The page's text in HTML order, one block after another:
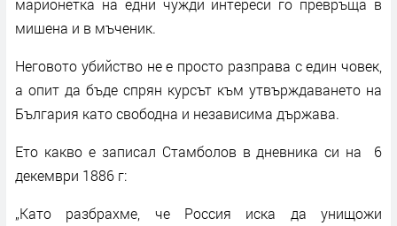
марионетка на едни чужди интереси го превръща в
мишена и в мъченик.
Неговото убийство не е просто разправа с един човек,
а опит да бъде спрян курсът към утвърждаването на
България като свободна и независима държава.
Ето какво е записал Стамболов в дневника си на 6
декември 1886 г:
„Като разбрахме, че Россия иска да унищожи